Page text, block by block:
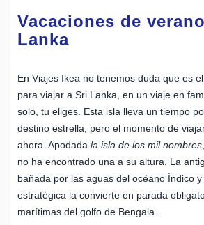
Vacaciones de
Lanka
En Viajes Ikea no tenemos duda que es
para viajar a Sri Lanka, en un viaje en
solo, tu eliges. Esta isla lleva un tiempo
destino estrella, pero el momento de
ahora. Apodada la isla de los mil nombres
no ha encontrado una a su altura. La
bañada por las aguas del océano Índico
estratégica la convierte en parada
marítimas del golfo de Bengala.